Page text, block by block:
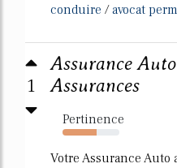
conduire /avocat
1
Assurance
Assurances
Pertinence
60%
Votre Assurance Auto